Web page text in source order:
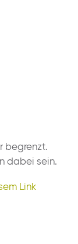
begrenzt.
dabei sein.
Link